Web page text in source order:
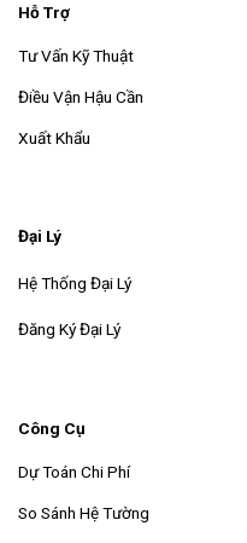
Hỗ Trợ
Tư Vấn Kỹ Thuật
Điều Vận Hậu Cần
Xuất Khẩu
Đại Lý
Hệ Thống Đại Lý
Đăng Ký Đại Lý
Công Cụ
Dự Toán Chi Phí
So Sánh Hệ Tường